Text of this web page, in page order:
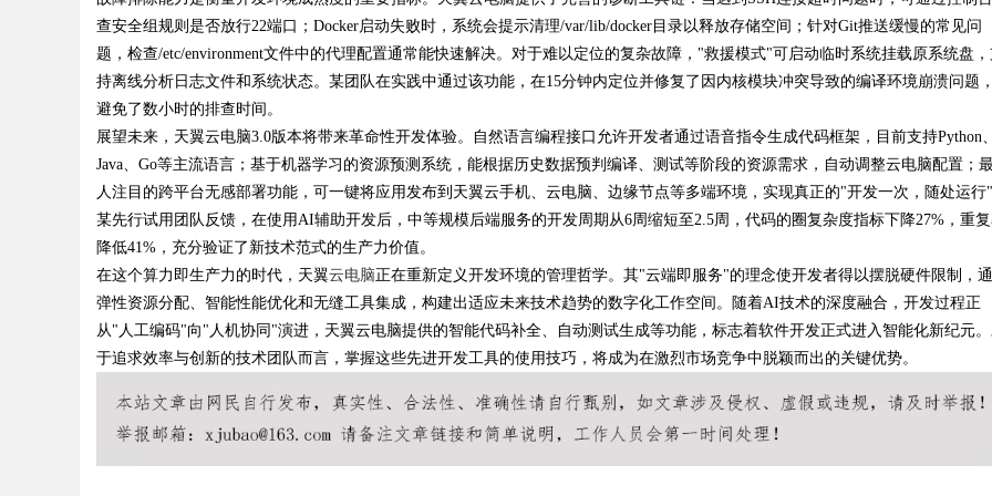
d
查安全组规则是否放行22端口；Docker启动失败时，系统会提示清理/var/lib/docker目录以释放存储空间；针对Git推送缓慢的常见问
题，检查/etc/environment文件中的代理配置通常能快速解决。对于难以定位的复杂故障，"救援模式"可启动临时系统挂载原系统盘，
持离线分析日志文件和系统状态。某团队在实践中通过该功能，在15分钟内定位并修复了因内核模块冲突导致的编译环境崩溃问题，
避免了数小时的排查时间。
展望未来，天翼云电脑3.0版本将带来革命性开发体验。自然语言编程接口允许开发者通过语音指令生成代码框架，目前支持Python、
Java、Go等主流语言；基于机器学习的资源预测系统，能根据历史数据预判编译、测试等阶段的资源需求，自动调整云电脑配置；最
人注目的跨平台无感部署功能，可一键将应用发布到天翼云手机、云电脑、边缘节点等多端环境，实现真正的"开发一次，随处运行"
某先行试用团队反馈，在使用AI辅助开发后，中等规模后端服务的开发周期从6周缩短至2.5周，代码的圈复杂度指标下降27%，重
降低41%，充分验证了新技术范式的生产力价值。
在这个算力即生产力的时代，天翼云电脑正在重新定义开发环境的管理哲学。其"云端即服务"的理念使开发者得以摆脱硬件限制，
弹性资源分配、智能性能优化和无缝工具集成，构建出适应未来技术趋势的数字化工作空间。随着AI技术的深度融合，开发过程正
从"人工编码"向"人机协同"演进，天翼云电脑提供的智能代码补全、自动测试生成等功能，标志着软件开发正式进入智能化新纪元
于追求效率与创新的技术团队而言，掌握这些先进开发工具的使用技巧，将成为在激烈市场竞争中脱颖而出的关键优势。